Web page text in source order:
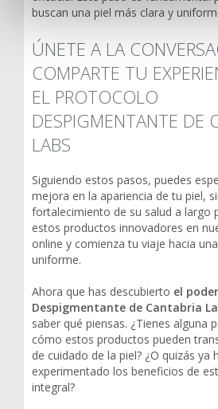
buscan una piel más clara y
ÚNETE A LA
COMPARTE TU
EL PROTOCOLO
DESPIGMENTANTE DE
LABS
Siguiendo estos pasos, puedes
mejora en la apariencia de tu piel,
fortalecimiento de su salud a largo
estos productos innovadores en
online y comienza tu viaje hacia
uniforme.
Ahora que has descubierto el
Despigmentante de Cantabria
saber qué piensas. ¿Tienes alguna
cómo estos productos pueden
de cuidado de la piel? ¿O quizás ya
experimentado los beneficios de
integral?